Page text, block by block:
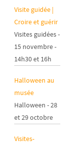
Visite guidée |
Croire et guérir
Visites guidées -
15 novembre -
14h30 et 16h
Halloween au
musée
Halloween - 28
et 29 octobre
Visites-